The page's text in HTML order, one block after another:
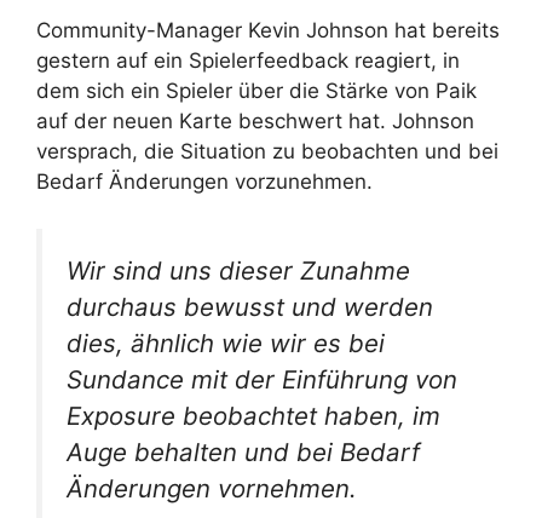
Community-Manager Kevin Johnson hat bereits
gestern auf ein Spielerfeedback reagiert, in
dem sich ein Spieler über die Stärke von Paik
auf der neuen Karte beschwert hat. Johnson
versprach, die Situation zu beobachten und bei
Bedarf Änderungen vorzunehmen.
Wir sind uns dieser Zunahme
durchaus bewusst und werden
dies, ähnlich wie wir es bei
Sundance mit der Einführung von
Exposure beobachtet haben, im
Auge behalten und bei Bedarf
Änderungen vornehmen.